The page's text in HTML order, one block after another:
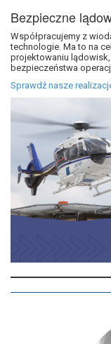
Bezpieczne
Współpracujemy z
technologie. Ma to na
projektowaniu
bezpieczeństwa
Sprawdź nasze